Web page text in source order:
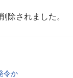
除されました。
令か